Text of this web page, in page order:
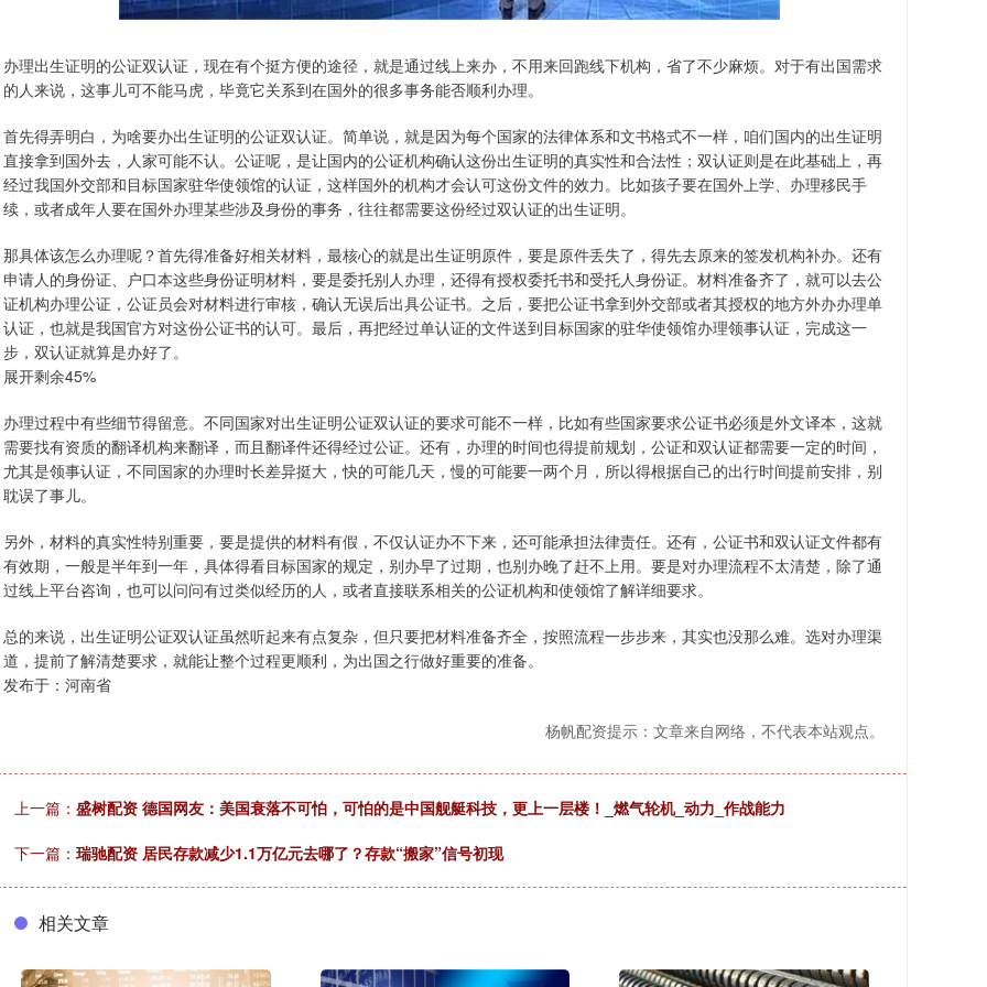
办理出生证明的公证双认证，现在有个挺方便的途径，就是通过线上来办，不用来回跑线下机构，省了不少麻烦。对于有出国需求
的人来说，这事儿可不能马虎，毕竟它关系到在国外的很多事务能否顺利办理。
首先得弄明白，为啥要办出生证明的公证双认证。简单说，就是因为每个国家的法律体系和文书格式不一样，咱们国内的出生证明
直接拿到国外去，人家可能不认。公证呢，是让国内的公证机构确认这份出生证明的真实性和合法性；双认证则是在此基础上，再
经过我国外交部和目标国家驻华使领馆的认证，这样国外的机构才会认可这份文件的效力。比如孩子要在国外上学、办理移民手
续，或者成年人要在国外办理某些涉及身份的事务，往往都需要这份经过双认证的出生证明。
那具体该怎么办理呢？首先得准备好相关材料，最核心的就是出生证明原件，要是原件丢失了，得先去原来的签发机构补办。还有
申请人的身份证、户口本这些身份证明材料，要是委托别人办理，还得有授权委托书和受托人身份证。材料准备齐了，就可以去公
证机构办理公证，公证员会对材料进行审核，确认无误后出具公证书。之后，要把公证书拿到外交部或者其授权的地方外办办理单
认证，也就是我国官方对这份公证书的认可。最后，再把经过单认证的文件送到目标国家的驻华使领馆办理领事认证，完成这一
步，双认证就算是办好了。
展开剩余45%
办理过程中有些细节得留意。不同国家对出生证明公证双认证的要求可能不一样，比如有些国家要求公证书必须是外文译本，这就
需要找有资质的翻译机构来翻译，而且翻译件还得经过公证。还有，办理的时间也得提前规划，公证和双认证都需要一定的时间，
尤其是领事认证，不同国家的办理时长差异挺大，快的可能几天，慢的可能要一两个月，所以得根据自己的出行时间提前安排，别
耽误了事儿。
另外，材料的真实性特别重要，要是提供的材料有假，不仅认证办不下来，还可能承担法律责任。还有，公证书和双认证文件都有
有效期，一般是半年到一年，具体得看目标国家的规定，别办早了过期，也别办晚了赶不上用。要是对办理流程不太清楚，除了通
过线上平台咨询，也可以问问有过类似经历的人，或者直接联系相关的公证机构和使领馆了解详细要求。
总的来说，出生证明公证双认证虽然听起来有点复杂，但只要把材料准备齐全，按照流程一步步来，其实也没那么难。选对办理渠
道，提前了解清楚要求，就能让整个过程更顺利，为出国之行做好重要的准备。
发布于：河南省
杨帆配资提示：文章来自网络，不代表本站观点。
上一篇： 盛树配资 德国网友：美国衰落不可怕，可怕的是中国舰艇科技，更上一层楼！_燃气轮机_动力_作战能力
下一篇： 瑞驰配资 居民存款减少1.1万亿元去哪了？存款“搬家”信号初现
相关文章